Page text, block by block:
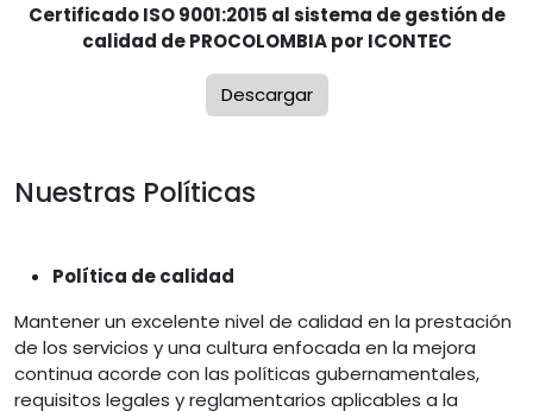
Certificado ISO 9001:2015 al sistema de gestión de
calidad de PROCOLOMBIA por ICONTEC
Descargar
Nuestras Políticas
Política de calidad
Mantener un excelente nivel de calidad en la prestación
de los servicios y una cultura enfocada en la mejora
continua acorde con las políticas gubernamentales,
requisitos legales y reglamentarios aplicables a la